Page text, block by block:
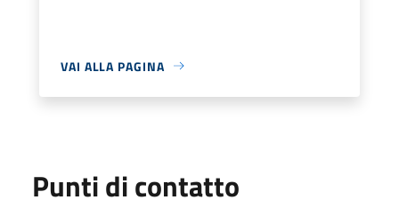
VAI ALLA PAGINA
Punti di contatto